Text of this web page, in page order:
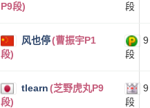
P9段)
段
风也停(曹振宇P1
段)
9
段
tlearn(芝野虎丸P9
段)
9
段